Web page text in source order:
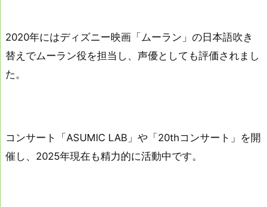
2020年にはディズニー映画「ムーラン」の日本語吹き
替えでムーラン役を担当し、声優としても評価されまし
た。
コンサート「ASUMIC LAB」や「20thコンサート」を開
催し、2025年現在も精力的に活動中です。